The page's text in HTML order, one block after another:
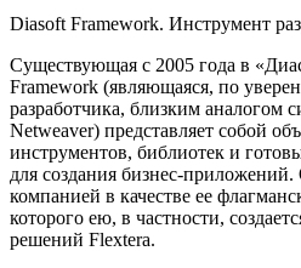
Diasoft Framework. Инструмент
Существующая с 2005 года в
Framework (являющаяся, по
разработчика, близким аналогом
Netweaver) представляет собой
инструментов, библиотек и
для создания бизнес-
компанией в качестве ее
которого ею, в частности,
решений Flextera.